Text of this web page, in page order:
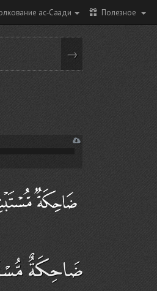
ас-Саади Полезное
→
ضَاحِكَةٌ